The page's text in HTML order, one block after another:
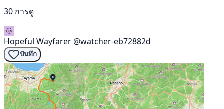
30 การดู
Hopeful Wayfarer @watcher-eb72882d
บันทึก